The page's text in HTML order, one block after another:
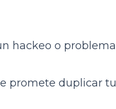
hackeo o problema
promete duplicar tu